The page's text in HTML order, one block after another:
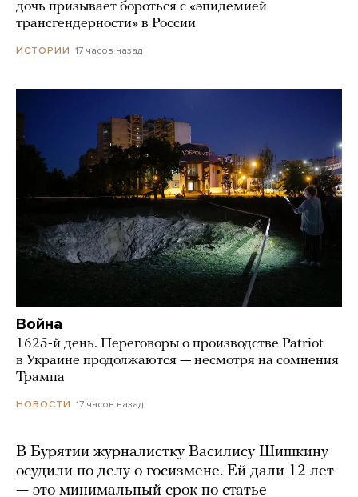
дочь призывает бороться с «эпидемией
трансгендерности» в России
ИСТОРИИ 17 часов назад
Война
1625-й день. Переговоры о производстве Patriot
в Украине продолжаются — несмотря на сомнения
Трампа
НОВОСТИ 17 часов назад
В Бурятии журналистку Василису Шишкину
осудили по делу о госизмене. Ей дали 12 лет
— это минимальный срок по статье